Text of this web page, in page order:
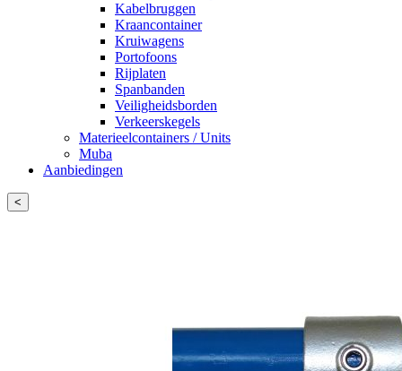
Kabelbruggen
Kraancontainer
Kruiwagens
Portofoons
Rijplaten
Spanbanden
Veiligheidsborden
Verkeerskegels
Materieelcontainers / Units
Muba
Aanbiedingen
<